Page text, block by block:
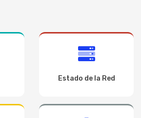
Estado de la Red